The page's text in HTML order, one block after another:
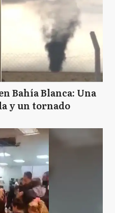
Argentinas
Bahía Blanca: Una
y un tornado